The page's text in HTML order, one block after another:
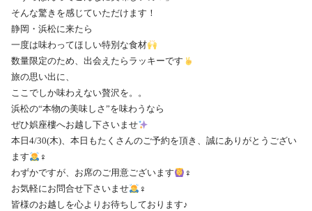
そんな驚きを感じていただけます！
静岡・浜松に来たら
一度は味わってほしい特別な食材
数量限定のため、出会えたらラッキーです
旅の思い出に、
ここでしか味わえない贅沢を。。
浜松の“本物の美味しさ”を味わうなら
ぜひ娯座樓へお越し下さいませ
本日4/30(木)、本日もたくさんのご予約を頂き、誠にありがとうござい
ます
‍♀️
わずかですが、お席のご用意ございます
‍♀️
お気軽にお問合せ下さいませ
‍♀️
皆様のお越しを心よりお待ちしております♪